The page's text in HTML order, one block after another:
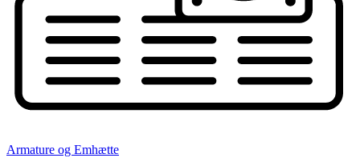
Armature og Emhætte